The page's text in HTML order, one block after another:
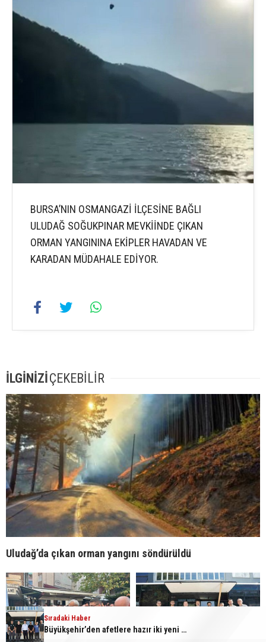
BURSA’NIN OSMANGAZİ İLÇESİNE BAĞLI
ULUDAĞ SOĞUKPINAR MEVKİİNDE ÇIKAN
ORMAN YANGININA EKİPLER HAVADAN VE
KARADAN MÜDAHALE EDİYOR.
İLGİNİZİÇEKEBİLİR
Uludağ’da çıkan orman yangını söndürüldü
Sıradaki Haber
Büyükşehir’den afetlere hazır iki yeni mobil araç